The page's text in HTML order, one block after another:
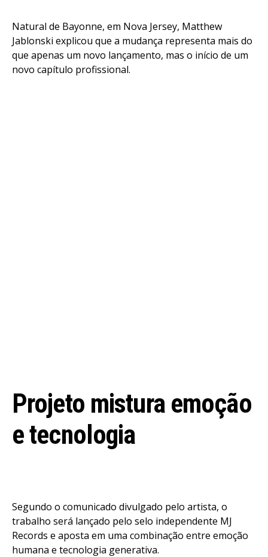
Natural de Bayonne, em Nova Jersey, Matthew
Jablonski explicou que a mudança representa mais do
que apenas um novo lançamento, mas o início de um
novo capítulo profissional.
Projeto mistura emoção
e tecnologia
Segundo o comunicado divulgado pelo artista, o
trabalho será lançado pelo selo independente MJ
Records e aposta em uma combinação entre emoção
humana e tecnologia generativa.